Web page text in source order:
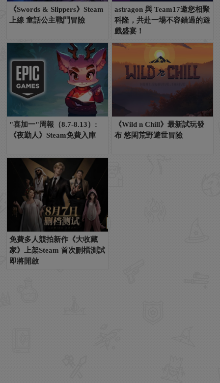
《Swords & Slippers》Steam
上線 童話公主戰鬥冒險
astragon 與 Team17邀您相聚
科隆，共赴一場不容錯過的遊
戲盛宴！
"喜加一"周報（8.7-8.13）:
《夜勤人》Steam免費入庫
《Wild n Chill》最新試玩發
布 悠閑荒野避世冒險
免費多人競拍新作《大收藏
家》上架Steam 首次刪檔測試
即將開啟